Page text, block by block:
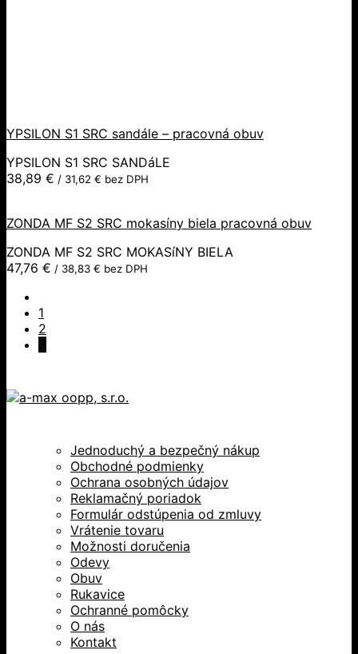
YPSILON S1 SRC sandále – pracovná obuv
YPSILON S1 SRC SANDáLE
38,89 € / 31,62 € bez DPH
ZONDA MF S2 SRC mokasíny biela pracovná obuv
ZONDA MF S2 SRC MOKASíNY BIELA
47,76 € / 38,83 € bez DPH
1
2
Jednoduchý a bezpečný nákup
Obchodné podmienky
Ochrana osobných údajov
Reklamačný poriadok
Formulár odstúpenia od zmluvy
Vrátenie tovaru
Možnosti doručenia
Odevy
Obuv
Rukavice
Ochranné pomôcky
O nás
Kontakt